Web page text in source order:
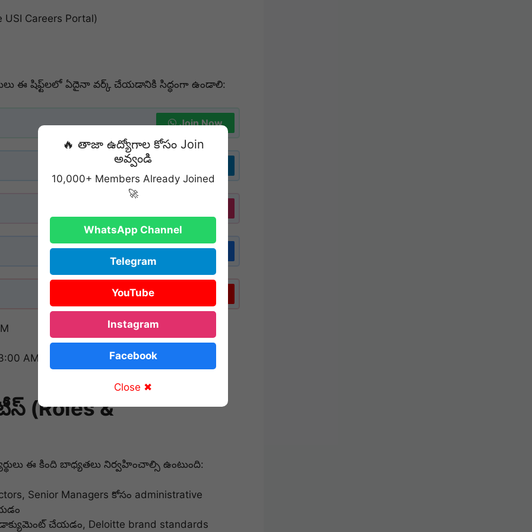
USI Careers Portal)
ఈ షిఫ్ట్‌లలో ఏదైనా వర్క్ చేయడానికి సిద్ధంగా ఉండాలి:
Join Now
Follow
AM
(Roles &
ఈ కింది బాధ్యతలు నిర్వహించాల్సి ఉంటుంది:
Senior Managers కోసం administrative
చేయడం, Deloitte brand standards
🔥 తాజా ఉద్యోగాల కోసం Join
అవ్వండి
10,000+ Members Already Joined
🚀
WhatsApp Channel
Telegram
YouTube
Instagram
Facebook
Close ✖